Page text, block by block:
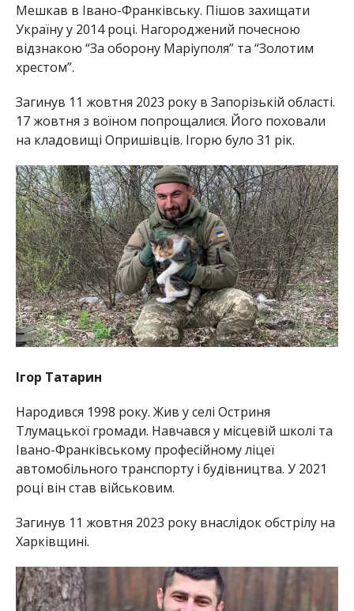
Мешкав в Івано-Франківську. Пішов захищати
Україну у 2014 році. Нагороджений почесною
відзнакою “За оборону Маріуполя” та “Золотим
хрестом”.
Загинув 11 жовтня 2023 року в Запорізькій області.
17 жовтня з воїном попрощалися. Його поховали
на кладовищі Опришівців. Ігорю було 31 рік.
Ігор Татарин
Народився 1998 року. Жив у селі Остриня
Тлумацької громади. Навчався у місцевій школі та
Івано-Франківському професійному ліцеї
автомобільного транспорту і будівництва. У 2021
році він став військовим.
Загинув 11 жовтня 2023 року внаслідок обстрілу на
Харківщині.